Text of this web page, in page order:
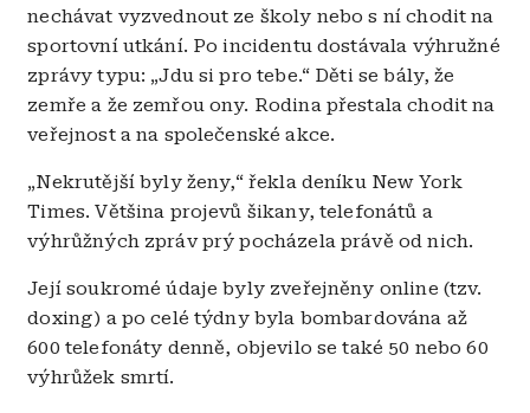
nechávat vyzvednout ze školy nebo s ní chodit na
sportovní utkání. Po incidentu dostávala výhružné
zprávy typu: „Jdu si pro tebe.“ Děti se bály, že
zemře a že zemřou ony. Rodina přestala chodit na
veřejnost a na společenské akce.
„Nekrutější byly ženy,“ řekla deníku New York
Times. Většina projevů šikany, telefonátů a
výhrůžných zpráv prý pocházela právě od nich.
Její soukromé údaje byly zveřejněny online (tzv.
doxing) a po celé týdny byla bombardována až
600 telefonáty denně, objevilo se také 50 nebo 60
výhrůžek smrtí.